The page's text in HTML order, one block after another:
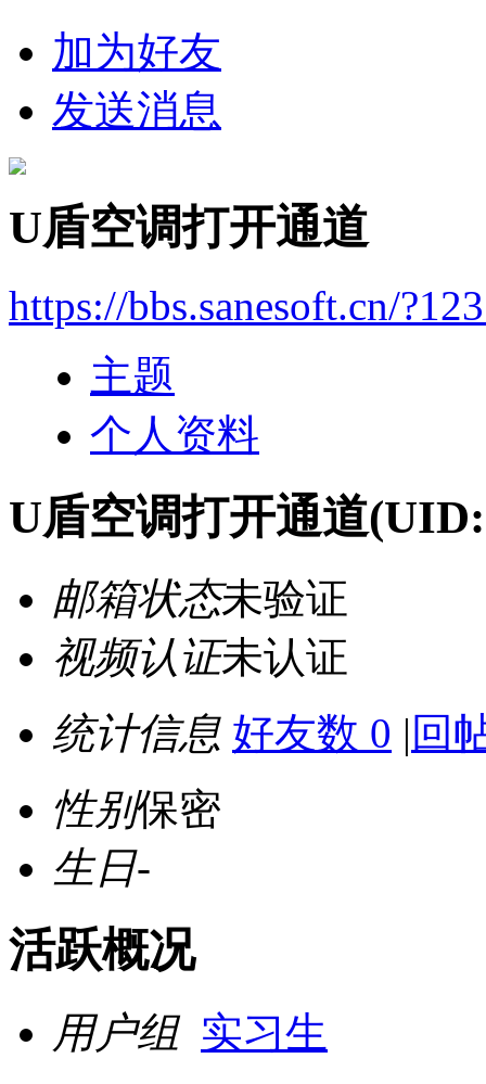
加为好友
发送消息
U盾空调打开通道
https://bbs.sanesoft.cn/
主题
个人资料
U盾空调打开通道
邮箱状态未验证
视频认证未认证
统计信息 好友数 0 | 回
性别保密
生日-
活跃概况
用户组 实习生